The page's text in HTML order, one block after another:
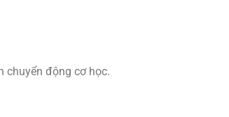
chuyển động cơ học.